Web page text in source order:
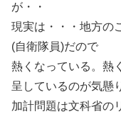
が・・
現実は・・・地方の
(自衛隊員)だので
熱くなっている。熱
呈しているのが気懸
加計問題は文科省の